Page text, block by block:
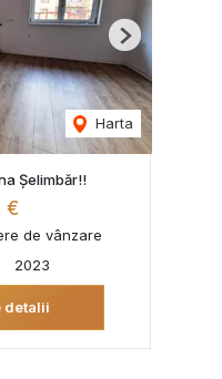
Harta
Next
Șelimbăr!!
€
de vânzare
2023
detalii